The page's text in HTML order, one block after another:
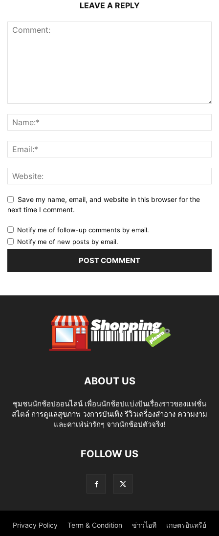
LEAVE A REPLY
Save my name, email, and website in this browser for the
next time I comment.
Notify me of follow-up comments by email.
Notify me of new posts by email.
ABOUT US
ชุมชนนักช้อปออนไลน์ เพื่อนนักช้อปแบ่งปันเรื่องราวของแฟชั่น
สไตล์ การดูแลสุขภาพ วงการบันเทิง รีวิวเครื่องสำอาง ความงาม
และคาเฟ่น่ารักๆ จากนักช้อปตัวจริง!
FOLLOW US
Privacy Policy Term & Condition ข่าวไอที เกษตรอินทรีย์